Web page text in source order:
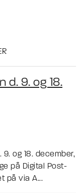
d. 9. og 18.
og 18. december,
på Digital Post-
på via A...